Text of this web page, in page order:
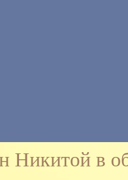
Никитой в